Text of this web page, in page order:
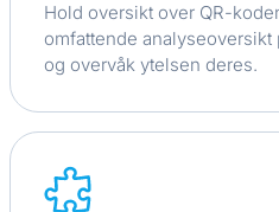
Hold oversikt over QR-
omfattende
og overvåk ytelsen deres.